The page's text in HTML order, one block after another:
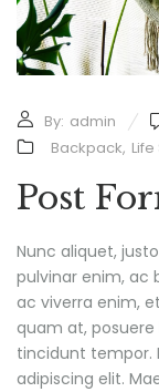
By: admin
Backpack,
Post
Nunc aliquet,
pulvinar enim, ac
ac viverra enim,
quam at, posuere
tincidunt tempor.
adipiscing elit.